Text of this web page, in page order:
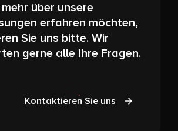
über unsere
erfahren möchten,
Sie uns bitte. Wir
gerne alle Ihre Fragen.
Kontaktieren Sie uns